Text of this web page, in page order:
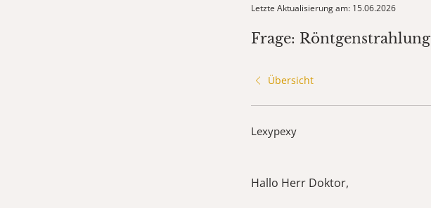
Letzte Aktualisierung am: 15.06.2026
Frage: Röntgenstrahlung
Übersicht
Lexypexy
Hallo Herr Doktor,